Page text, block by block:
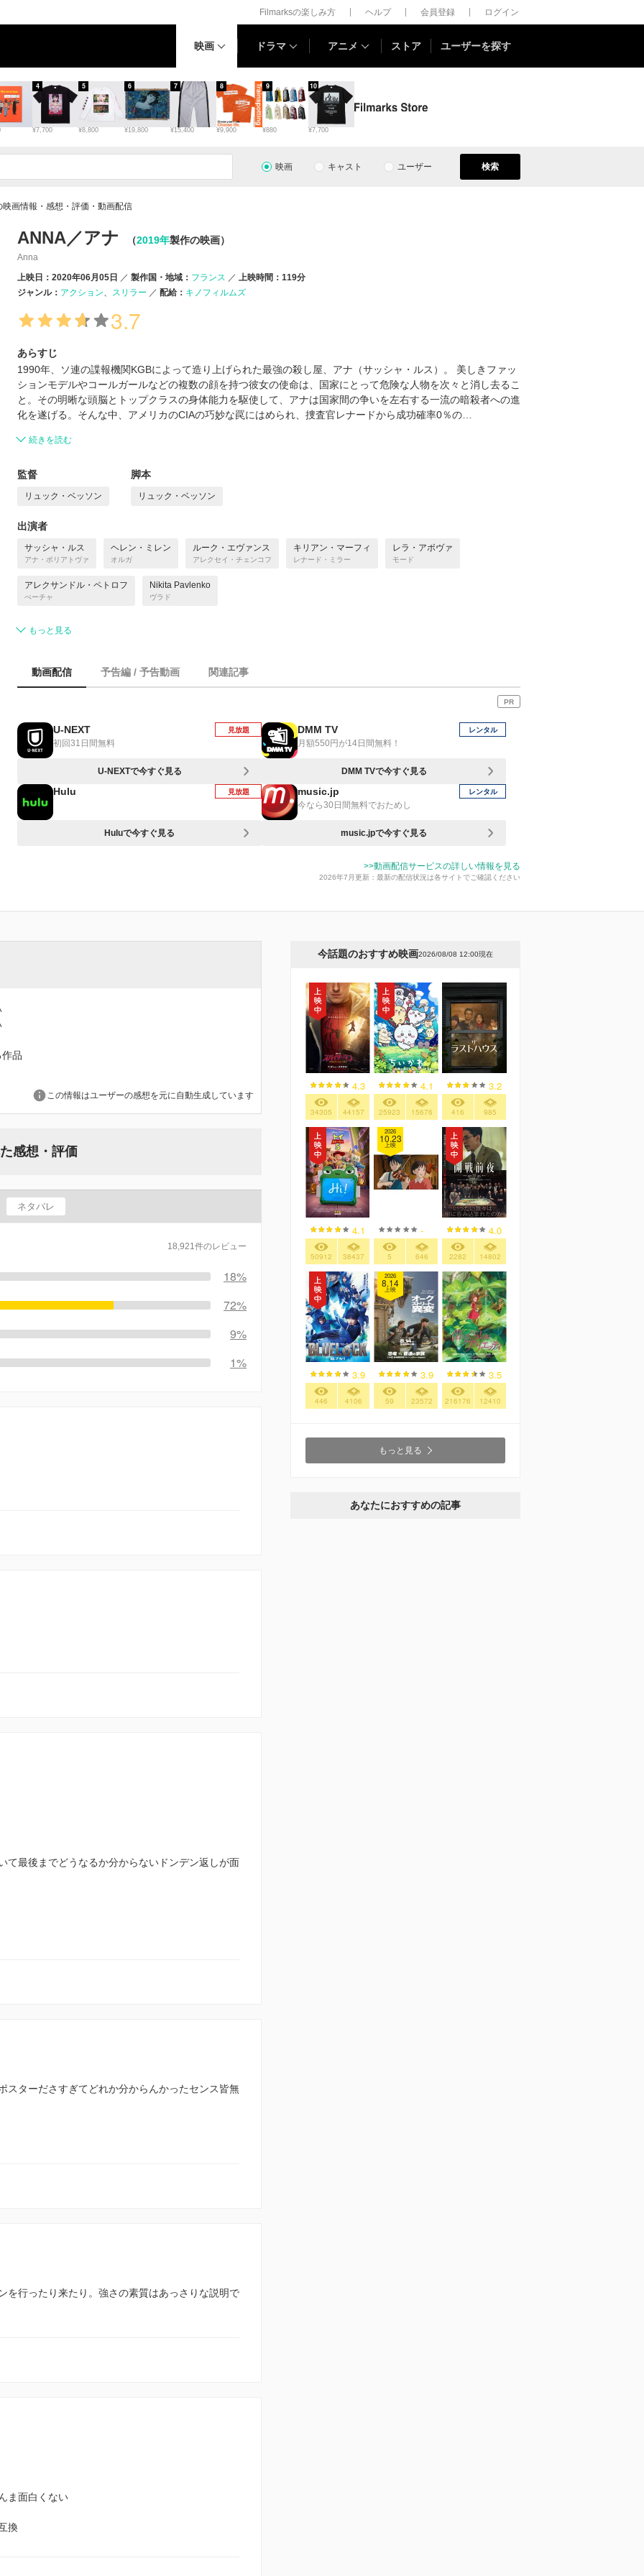
Filmarksの楽しみ方 ヘルプ 会員登録 ログイン
映画 ドラマ アニメ ストア ユーザーを探す
¥7,700
4
¥8,800
5
¥19,800
6
¥15,400
7
¥9,900
8
¥880
9
¥7,700
10
映画 キャスト ユーザー 検索
画情報・感想・評価・動画配信
ANNA／アナ （2019年製作の映画）
Anna
上映日：2020年06月05日
製作国・地域： フランス
上映時間：119分
ジャンル： アクション スリラー 配給： キノフィルムズ
3.7
あらすじ
1990年、ソ連の諜報機関KGBによって造り上げられた最強の殺し屋、アナ（サッシャ・ルス）。 美しきファッ
ションモデルやコールガールなどの複数の顔を持つ彼女の使命は、国家にとって危険な人物を次々と消し去るこ
と。その明晰な頭脳とトップクラスの身体能力を駆使して、アナは国家間の争いを左右する一流の暗殺者への進
化を遂げる。そんな中、アメリカのCIAの巧妙な罠にはめられ、捜査官レナードから成功確率0％の…
続きを読む
監督
リュック・ベッソン
脚本
リュック・ベッソン
出演者
サッシャ・ルス
アナ・ポリアトヴァ
ヘレン・ミレン
オルガ
ルーク・エヴァンス
アレクセイ・チェンコフ
キリアン・マーフィ
レナード・ミラー
レラ・アボヴァ
モード
アレクサンドル・ペトロフ
ぺーチャ
Nikita Pavlenko
ヴラド
もっと見る
動画配信 予告編 / 予告動画 関連記事
PR
U-NEXT
初回31日間無料
見放題
U-NEXTで今すぐ見る
DMM TV
月額550円が14日間無料！
レンタル
DMM TVで今すぐ見る
Hulu 見放題
Huluで今すぐ見る
music.jp
今なら30日間無料でおためし
レンタル
music.jpで今すぐ見る
>>動画配信サービスの詳しい情報を見る
2026年7月更新：最新の配信状況は各サイトでご確認ください
品
この情報はユーザーの感想を元に自動生成しています
感想・評価
ネタバレ
18,921件のレビュー
18%
72%
9%
1%
て最後までどうなるか分からないドンデン返しが面
スターださすぎてどれか分からんかったセンス皆無
を行ったり来たり。強さの素質はあっさりな説明で
ま面白くない
換
今話題のおすすめ映画2026/08/08 12:00現在
4.3
34305 44157
4.1
25923 15676
3.2
416 985
4.1
50912 38437
2026
10.23
上映
-
5 646
4.0
2282 14802
3.9
446 4106
2026
8.14
上映
3.9
59 23572
3.5
216176 12410
もっと見る
あなたにおすすめの記事